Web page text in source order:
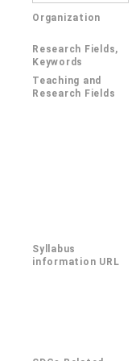
Organization
Research Fields,
Keywords
Teaching and
Research Fields
Syllabus
information URL